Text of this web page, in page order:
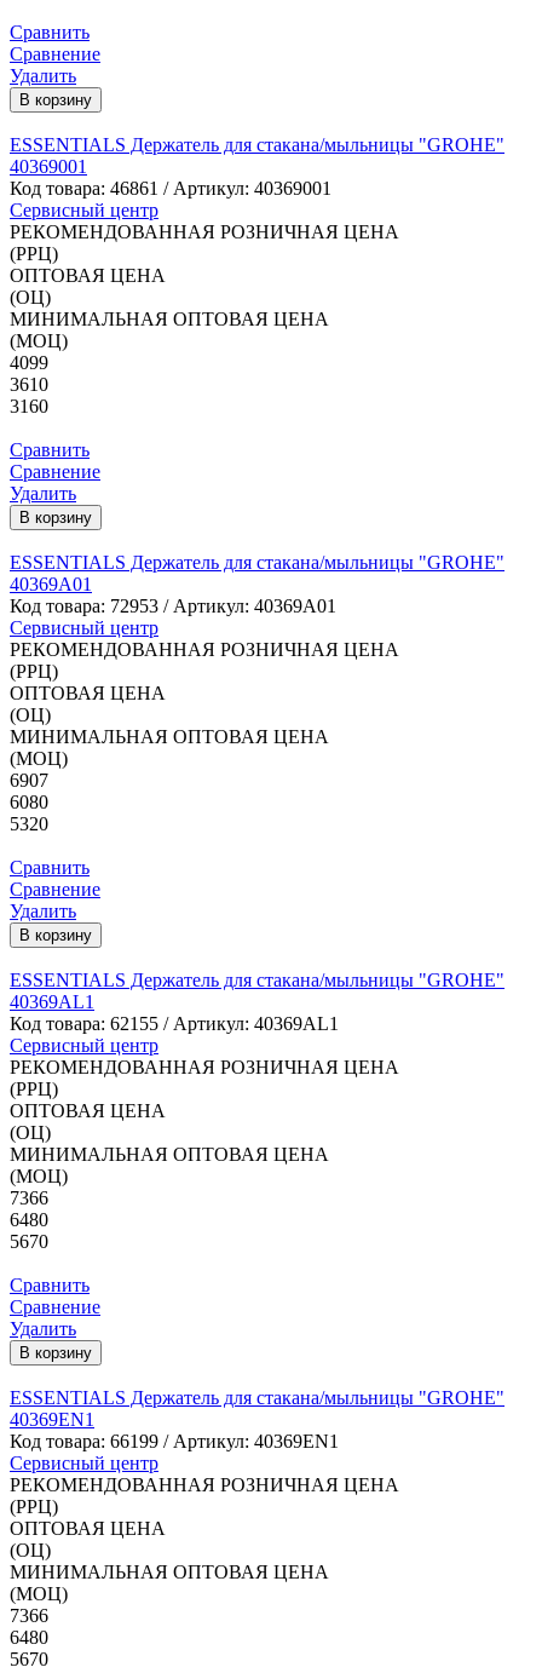
Сравнить
Сравнение
Удалить
В корзину
ESSENTIALS Держатель для стакана/мыльницы "GROHE"
40369001
Код товара: 46861 / Артикул: 40369001
Сервисный центр
РЕКОМЕНДОВАННАЯ РОЗНИЧНАЯ ЦЕНА
(РРЦ)
ОПТОВАЯ ЦЕНА
(ОЦ)
МИНИМАЛЬНАЯ ОПТОВАЯ ЦЕНА
(МОЦ)
4099
3610
3160
Сравнить
Сравнение
Удалить
В корзину
ESSENTIALS Держатель для стакана/мыльницы "GROHE"
40369A01
Код товара: 72953 / Артикул: 40369A01
Сервисный центр
РЕКОМЕНДОВАННАЯ РОЗНИЧНАЯ ЦЕНА
(РРЦ)
ОПТОВАЯ ЦЕНА
(ОЦ)
МИНИМАЛЬНАЯ ОПТОВАЯ ЦЕНА
(МОЦ)
6907
6080
5320
Сравнить
Сравнение
Удалить
В корзину
ESSENTIALS Держатель для стакана/мыльницы "GROHE"
40369AL1
Код товара: 62155 / Артикул: 40369AL1
Сервисный центр
РЕКОМЕНДОВАННАЯ РОЗНИЧНАЯ ЦЕНА
(РРЦ)
ОПТОВАЯ ЦЕНА
(ОЦ)
МИНИМАЛЬНАЯ ОПТОВАЯ ЦЕНА
(МОЦ)
7366
6480
5670
Сравнить
Сравнение
Удалить
В корзину
ESSENTIALS Держатель для стакана/мыльницы "GROHE"
40369EN1
Код товара: 66199 / Артикул: 40369EN1
Сервисный центр
РЕКОМЕНДОВАННАЯ РОЗНИЧНАЯ ЦЕНА
(РРЦ)
ОПТОВАЯ ЦЕНА
(ОЦ)
МИНИМАЛЬНАЯ ОПТОВАЯ ЦЕНА
(МОЦ)
7366
6480
5670